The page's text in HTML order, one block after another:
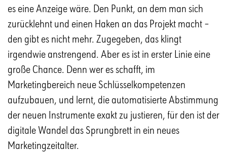
es eine Anzeige wäre. Den Punkt, an dem man sich
zurücklehnt und einen Haken an das Projekt macht –
den gibt es nicht mehr. Zugegeben, das klingt
irgendwie anstrengend. Aber es ist in erster Linie eine
große Chance. Denn wer es schafft, im
Marketingbereich neue Schlüsselkompetenzen
aufzubauen, und lernt, die automatisierte Abstimmung
der neuen Instrumente exakt zu justieren, für den ist der
digitale Wandel das Sprungbrett in ein neues
Marketingzeitalter.